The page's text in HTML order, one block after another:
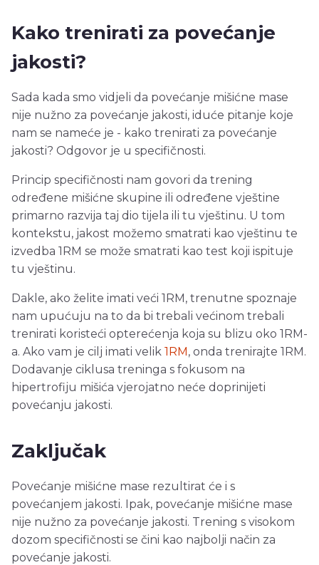
Kako trenirati za povećanje
jakosti?
Sada kada smo vidjeli da povećanje mišićne mase
nije nužno za povećanje jakosti, iduće pitanje koje
nam se nameće je - kako trenirati za povećanje
jakosti? Odgovor je u specifičnosti.
Princip specifičnosti nam govori da trening
određene mišićne skupine ili određene vještine
primarno razvija taj dio tijela ili tu vještinu. U tom
kontekstu, jakost možemo smatrati kao vještinu te
izvedba 1RM se može smatrati kao test koji ispituje
tu vještinu.
Dakle, ako želite imati veći 1RM, trenutne spoznaje
nam upućuju na to da bi trebali većinom trebali
trenirati koristeći opterećenja koja su blizu oko 1RM-
a. Ako vam je cilj imati velik 1RM, onda trenirajte 1RM.
Dodavanje ciklusa treninga s fokusom na
hipertrofiju mišića vjerojatno neće doprinijeti
povećanju jakosti.
Zaključak
Povećanje mišićne mase rezultirat će i s
povećanjem jakosti. Ipak, povećanje mišićne mase
nije nužno za povećanje jakosti. Trening s visokom
dozom specifičnosti se čini kao najbolji način za
povećanje jakosti.